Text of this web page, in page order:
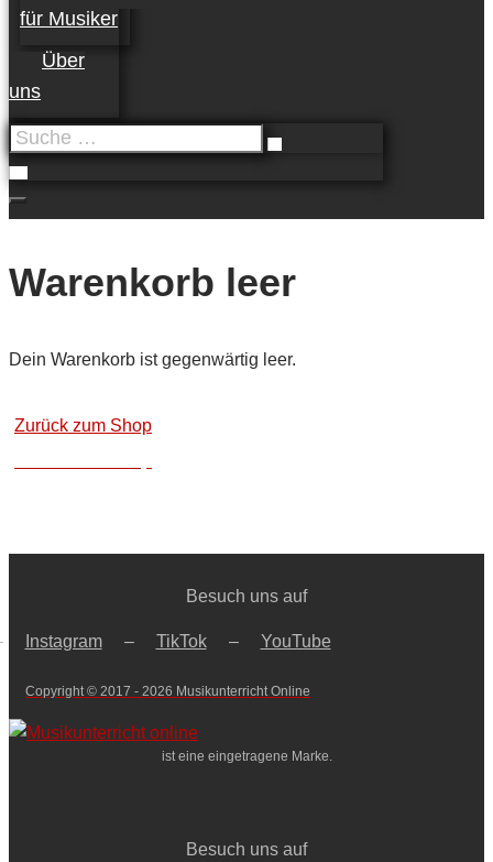
für Musiker
Über
uns
Suche
…
Warenkorb leer
Dein Warenkorb ist gegenwärtig leer.
Zurück zum Shop
Besuch uns auf
Instagram– TikTok– YouTube
Copyright © 2017 - 2026 Musikunterricht Online
ist eine eingetragene Marke.
Besuch uns auf